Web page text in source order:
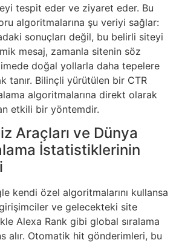
tespit eder ve ziyaret eder. Bu
algoritmalarına şu veriyi sağlar:
sonuçları değil, bu belirli siteyi
mesaj, zamanla sitenin söz
doğal yollarla daha tepelere
tanır. Bilinçli yürütülen bir CTR
algoritmalarına direkt olarak
etkili bir yöntemdir.
Araçları ve Dünya
İstatistiklerinin
kendi özel algoritmalarını kullansa
ve gelecekteki site
Alexa Rank gibi global sıralama
alır. Otomatik hit gönderimleri, bu